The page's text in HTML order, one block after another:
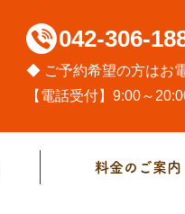
042-306-
◆ ご予約希望の方はお
【電話受付】9:00～
料金のご案内